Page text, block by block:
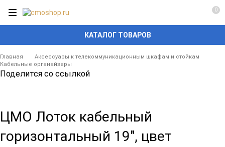
КАТАЛОГ ТОВАРОВ
0
Главная
Аксессуары к телекоммуникационным шкафам и стойкам
Кабельные органайзеры
Поделится со ссылкой
ЦМО Лоток кабельный
горизонтальный 19", цвет